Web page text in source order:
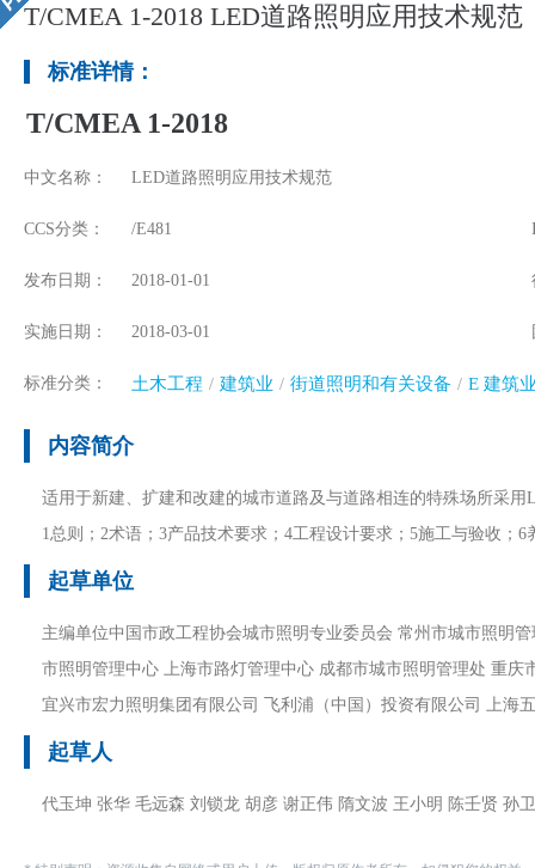
T/CMEA 1-2018 LED道路照明应用技术规范
标准详情：
T/CMEA 1-2018
中文名称： LED道路照明应用技术规范
CCS分类： /E481
发布日期： 2018-01-01
实施日期： 2018-03-01
标准分类： 土木工程 建筑业 街道照明和有关设备 E 建筑
内容简介
适用于新建、扩建和改建的城市道路及与道路相连的特殊场所采
1总则；2术语；3产品技术要求；4工程设计要求；5施工与验收；6
起草单位
主编单位中国市政工程协会城市照明专业委员会 常州市城市照明
市照明管理中心 上海市路灯管理中心 成都市城市照明管理处 重
宜兴市宏力照明集团有限公司 飞利浦（中国）投资有限公司 上海
起草人
代玉坤 张华 毛远森 刘锁龙 胡彦 谢正伟 隋文波 王小明 陈壬贤 孙